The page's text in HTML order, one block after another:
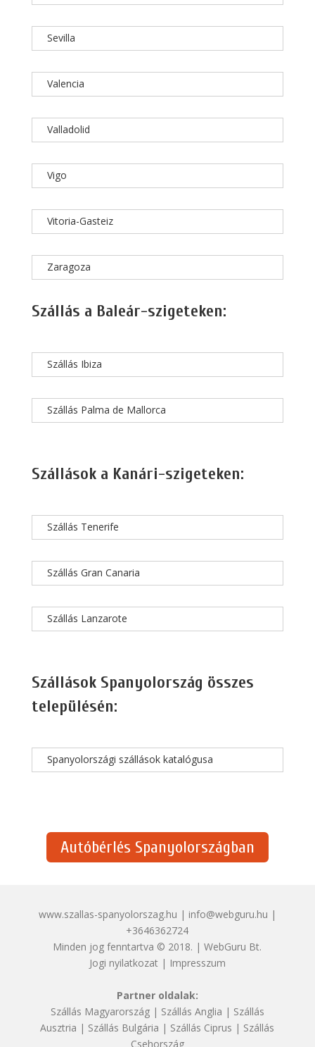
Sevilla
Valencia
Valladolid
Vigo
Vitoria-Gasteiz
Zaragoza
Szállás a Baleár-szigeteken:
Szállás Ibiza
Szállás Palma de Mallorca
Szállások a Kanári-szigeteken:
Szállás Tenerife
Szállás Gran Canaria
Szállás Lanzarote
Szállások Spanyolország összes
településén:
Spanyolországi szállások katalógusa
Autóbérlés Spanyolországban
www.szallas-spanyolorszag.hu | info@webguru.hu |
+3646362724
Minden jog fenntartva © 2018. | WebGuru Bt.
Jogi nyilatkozat| Impresszum
Partner oldalak:
Szállás Magyarország| Szállás Anglia | Szállás
Ausztria | Szállás Bulgária | Szállás Ciprus | Szállás
Csehország